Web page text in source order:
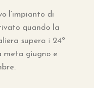
l’impianto di
quando la
supera i 24º
meta giugno e